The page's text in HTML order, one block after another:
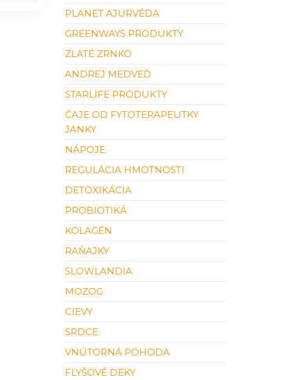
PLANET AJURVÉDA
GREENWAYS PRODUKTY
ZLATÉ ZRNKO
ANDREJ MEDVEĎ
STARLIFE PRODUKTY
ČAJE OD FYTOTERAPEUTKY
JANKY
NÁPOJE
REGULÁCIA HMOTNOSTI
DETOXIKÁCIA
PROBIOTIKÁ
KOLAGÉN
RAŇAJKY
SLOWLANDIA
MOZOG
CIEVY
SRDCE
VNÚTORNÁ POHODA
FLYŠOVÉ DEKY